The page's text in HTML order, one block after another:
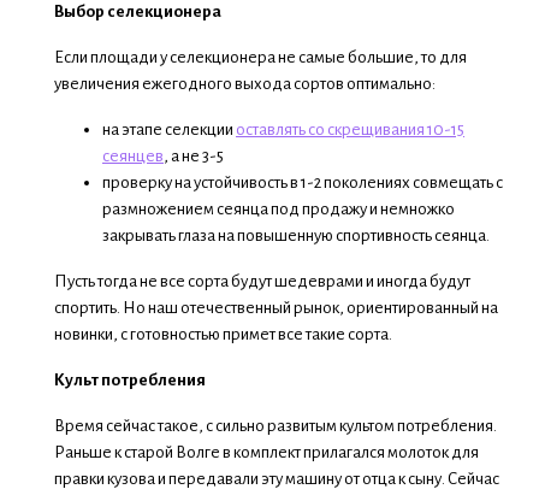
Выбор селекционера
Если площади у селекционера не самые большие, то для
увеличения ежегодного выхода сортов оптимально:
на этапе селекции оставлять со скрещивания 10-15
сеянцев, а не 3-5
проверку на устойчивость в 1-2 поколениях совмещать с
размножением сеянца под продажу и немножко
закрывать глаза на повышенную спортивность сеянца.
Пусть тогда не все сорта будут шедеврами и иногда будут
спортить. Но наш отечественный рынок, ориентированный на
новинки, с готовностью примет все такие сорта.
Культ потребления
Время сейчас такое, с сильно развитым культом потребления.
Раньше к старой Волге в комплект прилагался молоток для
правки кузова и передавали эту машину от отца к сыну. Сейчас